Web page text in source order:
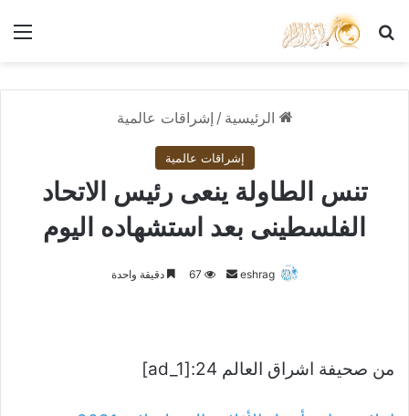
بحث عن
الرئيسية / إشراقات عالمية
إشراقات عالمية
تنس الطاولة ينعى رئيس الاتحاد
الفلسطينى بعد استشهاده اليوم
eshrag
أرسل 67 دقيقة واحدة
من صحيفة اشراق العالم 24:[ad_1]